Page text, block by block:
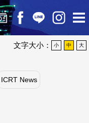
文字大小： 小 中 大
ICRT News